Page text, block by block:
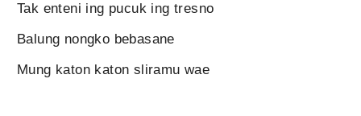
Tak enteni ing pucuk ing tresno
Balung nongko bebasane
Mung katon katon sliramu wae